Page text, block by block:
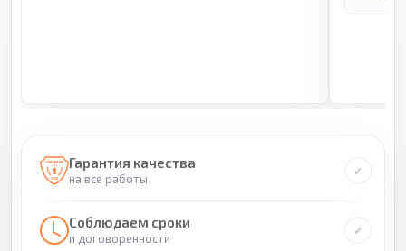
Гарантия качества
на все работы
Соблюдаем сроки
и договоренности